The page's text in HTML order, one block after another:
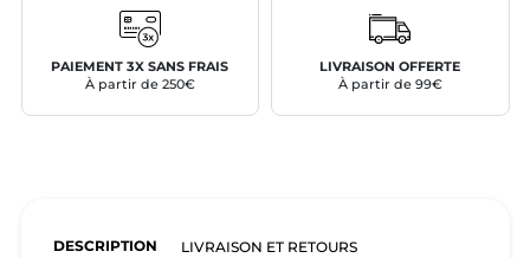
PAIEMENT 3X SANS FRAIS
À partir de 250€
LIVRAISON OFFERTE
À partir de 99€
DESCRIPTION LIVRAISON ET RETOURS